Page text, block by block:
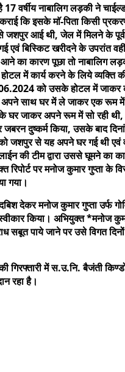
नाबालिग लड़की ने
कि इसके माॅ-पिता किसी
जशपुर आई थी, जेल में मिलने के
बिस्किट खरीदने के उपरांत
आने का कारण पूछा तो नाबालिग
में कार्य करने के लिये व्यक्ति
को उसके होटल में जाकर
अपने साथ घर में ले जाकर एक रूम
जाकर अपने रूम में सो रही थी,
दुष्कर्म किया, उसके बाद
जशपुर से यह अपने घर गई थी एवं
की टीम द्वारा उससे घूमने का
पर मनोज कुमार गुप्ता के
गया।
मनोज कुमार गुप्ता उर्फ
किया। अभियुक्त *मनोज
सबूत पाये जाने पर उसे विगत
गिरफ्तारी में स.उ.नि. बैजंती
रहा है।